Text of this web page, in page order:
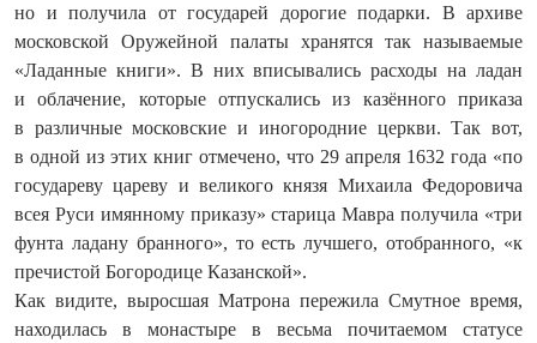
но и получила от государей дорогие подарки. В архиве
московской Оружейной палаты хранятся так называемые
«Ладанные книги». В них вписывались расходы на ладан
и облачение, которые отпускались из казённого приказа
в различные московские и иногородние церкви. Так вот,
в одной из этих книг отмечено, что 29 апреля 1632 года «по
государеву цареву и великого князя Михаила Федоровича
всея Руси имянному приказу» старица Мавра получила «три
фунта ладану бранного», то есть лучшего, отобранного, «к
пречистой Богородице Казанской».
Как видите, выросшая Матрона пережила Смутное время,
находилась в монастыре в весьма почитаемом статусе